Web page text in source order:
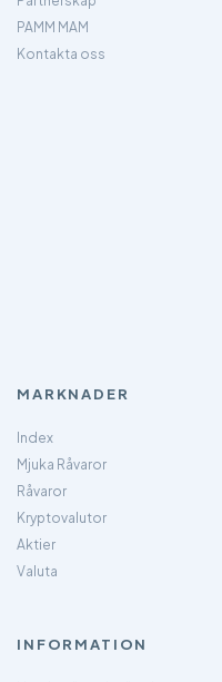
PAMM MAM
Kontakta oss
MARKNADER
Index
Mjuka Råvaror
Råvaror
Kryptovalutor
Aktier
Valuta
INFORMATION